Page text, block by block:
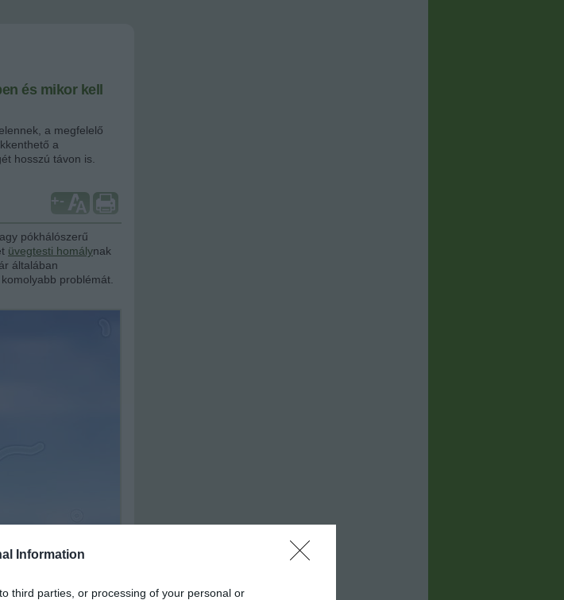
Information
third parties, or processing of your personal or
és mikor kell
a megfelelő
a
hosszú távon is.
+-
pókhálószerű
üvegtesti homálynak
általában
problémát.